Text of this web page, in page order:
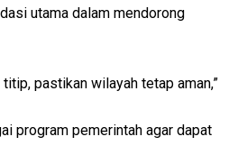
utama dalam mendorong
pastikan wilayah tetap aman,”
program pemerintah agar dapat